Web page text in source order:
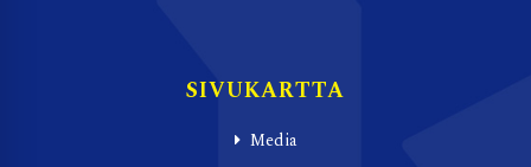
SIVUKARTTA
Media